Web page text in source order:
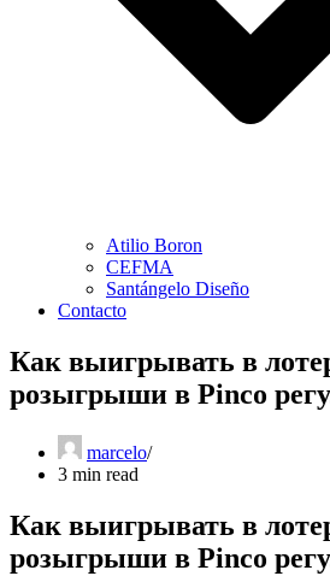
Atilio Boron
CEFMA
Santángelo Diseño
Contacto
Как выигрывать в
розыгрыши в Pinco
marcelo
3 min read
Как выигрывать в
розыгрыши в Pinco